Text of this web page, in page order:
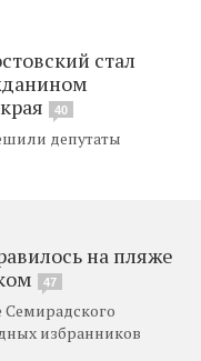
стал
40
депутаты
на пляже
47
Семирадского
избранников